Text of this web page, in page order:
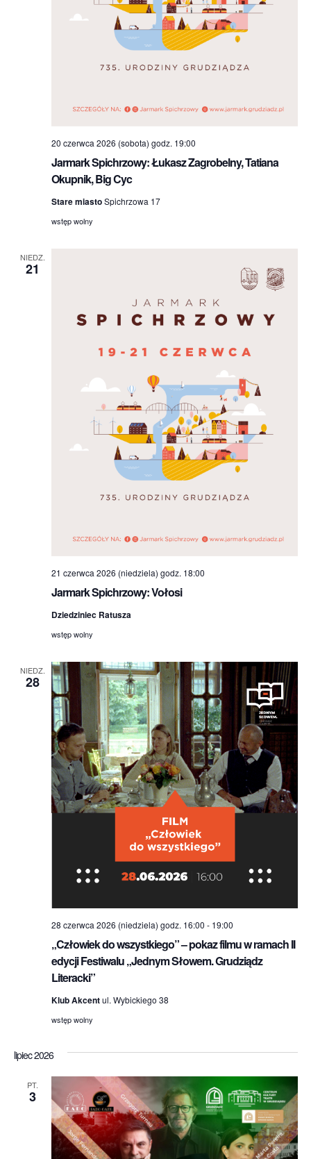
Jarmark Spichrzowy: Łukasz Zagrobelny, Tatiana
Okupnik, Big Cyc
20 czerwca 2026 (sobota) godz. 19:00
Stare miastoSpichrzowa 17
wstęp wolny
NIEDZ.
21
Jarmark Spichrzowy: Vołosi
21 czerwca 2026 (niedziela) godz. 18:00
Dziedziniec Ratusza
wstęp wolny
NIEDZ.
28
„Człowiek do wszystkiego” – pokaz filmu w ramach II
edycji Festiwalu „Jednym Słowem. Grudziądz
Literacki”
28 czerwca 2026 (niedziela) godz. 16:00 - 19:00
Klub Akcentul. Wybickiego 38
wstęp wolny
lipiec 2026
PT.
3